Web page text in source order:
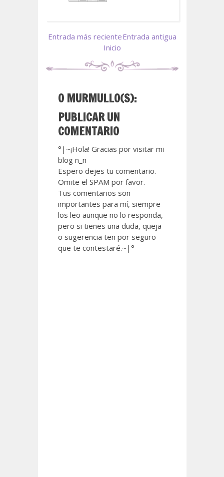
Entrada más recienteEntrada antigua
Inicio
0 MURMULLO(S):
PUBLICAR UN
COMENTARIO
°|~¡Hola! Gracias por visitar mi
blog n_n
Espero dejes tu comentario.
Omite el SPAM por favor.
Tus comentarios son
importantes para mí, siempre
los leo aunque no lo responda,
pero si tienes una duda, queja
o sugerencia ten por seguro
que te contestaré.~|°